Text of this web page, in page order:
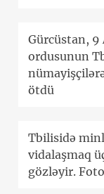
Gürcüstan, 9
ordusunun
ötdü
Tbilisidə
vidalaşmaq
gözləyir.